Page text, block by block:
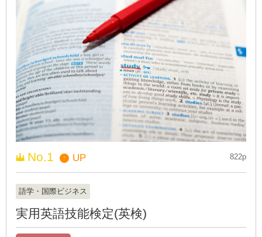
No.1 ↑ UP 822p
語学・国際ビジネス
実用英語技能検定(英検)